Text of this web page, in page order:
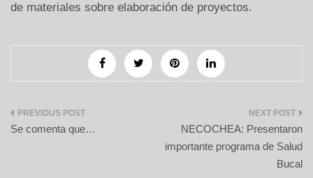
de materiales sobre elaboración de proyectos.
Navegación
Se comenta que…
NECOCHEA: Presentaron
importante programa de Salud
Bucal